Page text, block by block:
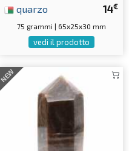
14€
quarzo
75 grammi | 65x25x30 mm
vedi il prodotto
NEW